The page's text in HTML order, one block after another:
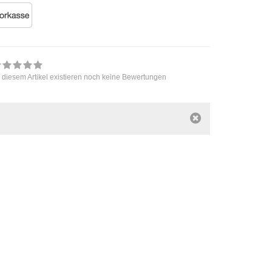
diesem Artikel existieren noch keine Bewertungen